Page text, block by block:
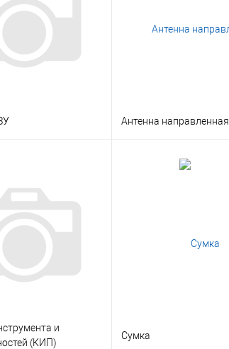
Под заказ
1 клик
Консультация
Под заказ
Антенна направленная
В корзину
и
(КИП)
Сумка